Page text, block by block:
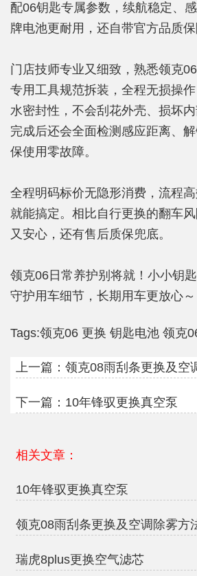
配06钥匙专属参数，续航稳定、
牌电池更耐用，还自带官方品质保
门店技师专业又细致，熟悉领克
专用工具规范拆装，全程无损操
水密封性，不会刮花外壳、损坏
完成后还会全面检测感应距离、
保使用零故障。
全程明码标价无隐形消费，流程
就能搞定。相比自行更换的翻车
又安心，还有售后质保兜底。
领克06日常养护别将就！小小钥
守护用车细节，长期用车更放心～
Tags:领克06 更换 钥匙电池 领克
上一篇： 领克08雨刮条更换及空
下一篇： 10年锋驭更换真空泵
相关文章：
10年锋驭更换真空泵
领克08雨刮条更换及空调除雾方
瑞虎8plus更换空气滤芯